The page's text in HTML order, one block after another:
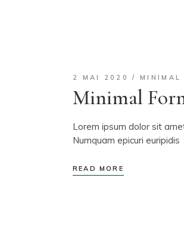
2 MAI 2020 MINIMAL
Minimal
Lorem ipsum dolor sit
Numquam epicuri euripidis
READ MORE